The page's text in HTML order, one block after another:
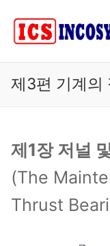
제3편 기계의
제1장 저널
(The
Thrust